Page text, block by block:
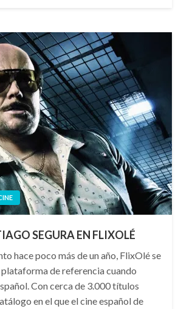
SEGURA EN FLIXOLÉ
hace poco más de un año, FlixOlé se
de referencia cuando
Con cerca de 3.000 títulos
en el que el cine español de